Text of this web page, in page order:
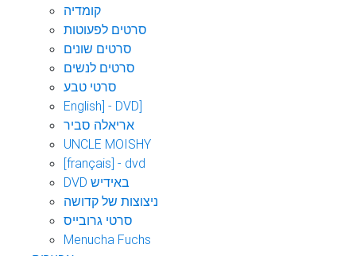
קומדיה
סרטים לפעוטות
סרטים שונים
סרטים לנשים
סרטי טבע
English] - DVD]
אריאלה סביר
UNCLE MOISHY
[français] - dvd
DVD באידיש
ניצוצות של קדושה
סרטי גרובייס
Menucha Fuchs